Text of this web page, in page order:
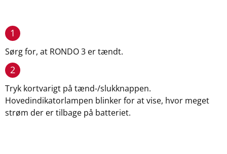
1
Sørg for, at RONDO 3 er tændt.
2
Tryk kortvarigt på tænd-/slukknappen.
Hovedindikatorlampen blinker for at vise, hvor meget
strøm der er tilbage på batteriet.